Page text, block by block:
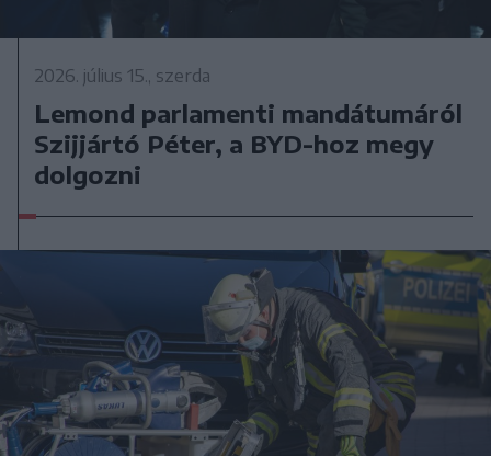
2026. július 15., szerda
Lemond parlamenti mandátumáról
Szijjártó Péter, a BYD-hoz megy
dolgozni